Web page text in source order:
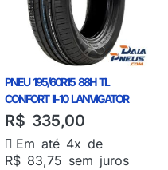
PNEU 195/60R15 88H TL
CONFORT II-10 LANVIGATOR
R$ 335,00
Em até 4x de
R$83,75 sem juros